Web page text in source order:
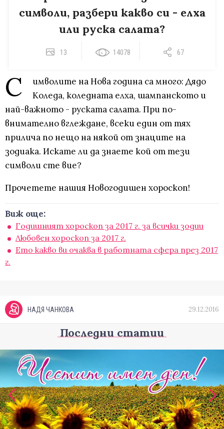
символи, разбери какво си - елха
или руска салата?
13 14078 67
С
имволите на Нова година са много: Дядо
Коледа, коледната елха, шампанското и
най-важното - руската салата. При по-
внимателно вглеждане, всеки един от тях
прилича по нещо на някой от знаците на
зодиака. Искате ли да знаете кой от тези
символи сте вие?
Прочетете нашия Новогодишен хороскоп!
Виж още:
Годишният хороскоп за 2017 г. за всички зодии
Любовен хороскоп за 2017 г.
Ето какво ви очаква в работната сфера през 2017
г.
НАДЯ ЧАНКОВА 29.12.2016
Последни статии